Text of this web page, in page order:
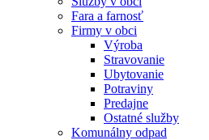
Fara a farnosť
Firmy v obci
Výroba
Stravovanie
Ubytovanie
Potraviny
Predajne
Ostatné služby
Komunálny odpad